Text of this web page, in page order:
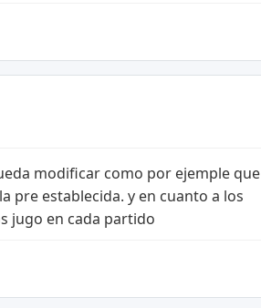
modificar como por ejemple que
pre establecida. y en cuanto a los
jugo en cada partido